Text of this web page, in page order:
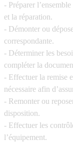
- Préparer
et la réparation.
- Démonter ou
correspondante.
- Déterminer les
compléter la
- Effectuer la remise
nécessaire afin
- Remonter ou
disposition.
- Effectuer les
l’équipement.